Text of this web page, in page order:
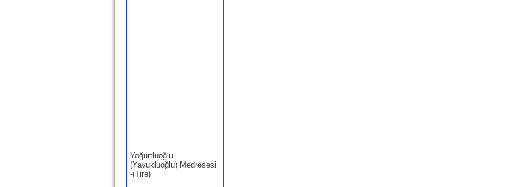
(Yavukluoğlu) Medresesi
-(Tire)